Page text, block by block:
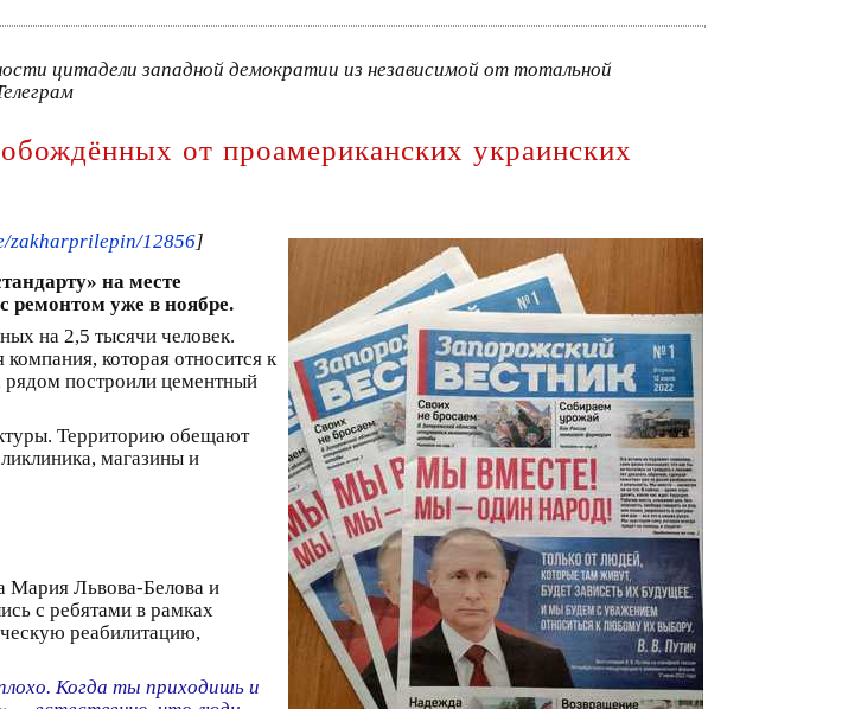
цитадели западной демократии из независимой от тотальной
от проамериканских украинских
zakharprilepin/12856]
на месте
ремонтом уже в ноябре.
на 2,5 тысячи человек.
которая относится к
построили цементный
Территорию обещают
магазины и
Мария Львова-Белова и
с ребятами в рамках
реабилитацию,
Когда ты приходишь и